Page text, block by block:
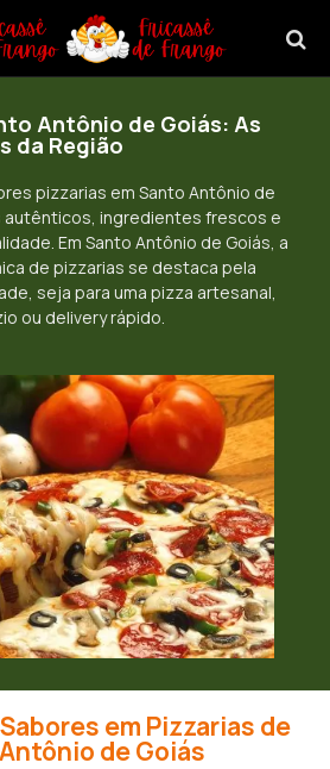
Antônio de Goiás: As
da Região
pizzarias em Santo Antônio de
autênticos, ingredientes frescos e
Em Santo Antônio de Goiás, a
de pizzarias se destaca pela
seja para uma pizza artesanal,
ou delivery rápido.
em Pizzarias de
de Goiás